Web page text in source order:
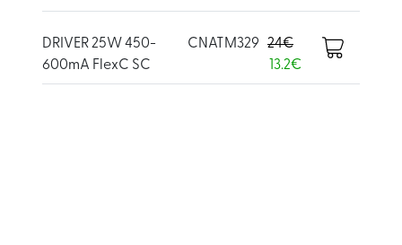
DRIVER 25W 450-
600mA FlexC SC
CNATM329
24€
13.2€